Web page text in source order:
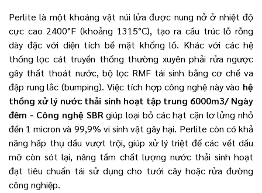
Perlite là một khoáng vật núi lửa được nung nở ở nhiệt độ
cực cao 2400°F (khoảng 1315°C), tạo ra cấu trúc lỗ rỗng
dày đặc với diện tích bề mặt khổng lồ. Khác với các hệ
thống lọc cát truyền thống thường xuyên phải rửa ngược
gây thất thoát nước, bộ lọc RMF tái sinh bằng cơ chế va
đập rung lắc (bumping). Việc tích hợp công nghệ này vào hệ
thống xử lý nước thải sinh hoạt tập trung 6000m3/ Ngày
đêm - Công nghệ SBR giúp loại bỏ các hạt cặn lơ lửng nhỏ
đến 1 micron và 99,9% vi sinh vật gây hại. Perlite còn có khả
năng hấp thụ dầu vượt trội, giúp xử lý triệt để các vết dầu
mỡ còn sót lại, nâng tầm chất lượng nước thải sinh hoạt
đạt tiêu chuẩn tái sử dụng cho tưới cây hoặc rửa đường
công nghiệp.